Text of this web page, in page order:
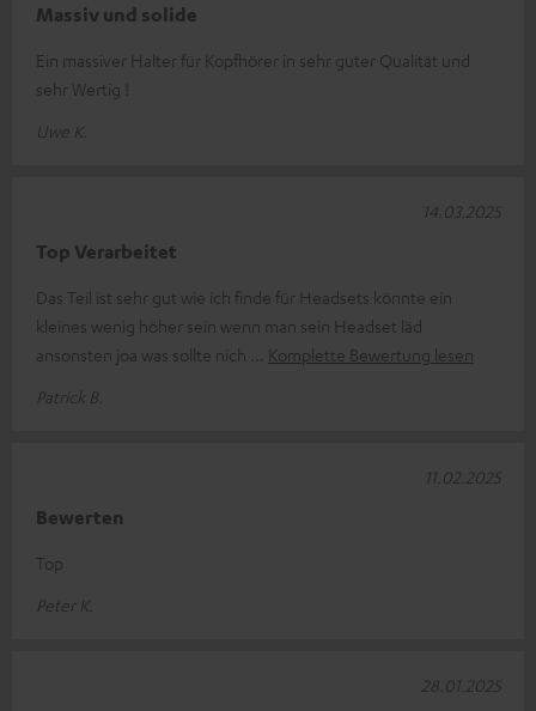
Massiv und solide
Ein massiver Halter für Kopfhörer in sehr guter Qualität und
sehr Wertig !
Uwe K.
Top Verarbeitet
Das Teil ist sehr gut wie ich finde für Headsets könnte ein
kleines wenig höher sein wenn man sein Headset läd
ansonsten joa was sollte nich
Komplette Bewertung lesen
Patrick B.
14.03.2025
Bewerten
Top
Peter K.
11.02.2025
28.01.2025